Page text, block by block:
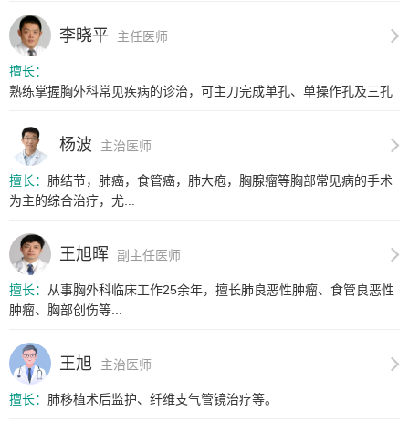
李晓平 主任医师
擅长：
熟练掌握胸外科常见疾病的诊治，可主刀完成单孔、单操作孔及三孔
杨波 主治医师
擅长： 肺结节，肺癌，食管癌，肺大疱，胸腺瘤等胸部常见病的手术
为主的综合治疗，尤...
王旭晖 副主任医师
擅长：
从事胸外科临床工作25余年，擅长肺良恶性肿瘤、食管良恶性
肿瘤、胸部创伤等...
王旭 主治医师
擅长： 肺移植术后监护、纤维支气管镜治疗等。